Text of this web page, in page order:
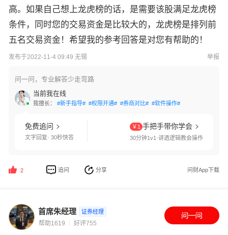
高。如果自己想上龙虎榜的话，是需要该股满足龙虎榜
条件，同时您的交易资金是比较大的，龙虎榜是排列前
五名交易资金！希望我的参考回答是对您有帮助的！
发布于2022-11-4 09:49 无锡 举报
问一问，专业解答少走弯路
当前我在线
我擅长： #新手指导# #权限开通# #券商对比# #软件操作#
免费追问
文字回复· 30秒快答
￥1 手把手带你学会
30分钟1v1·讲透逻辑教会操作
2 追问 分享 问财App下载
首席朱经理 证券经理
帮助1619 好评755